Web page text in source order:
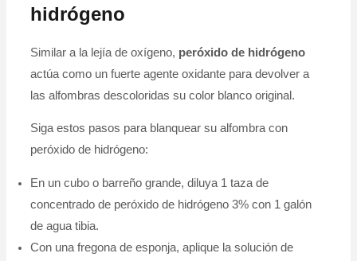
hidrógeno
Similar a la lejía de oxígeno, peróxido de hidrógeno
actúa como un fuerte agente oxidante para devolver a
las alfombras descoloridas su color blanco original.
Siga estos pasos para blanquear su alfombra con
peróxido de hidrógeno:
En un cubo o barreño grande, diluya 1 taza de
concentrado de peróxido de hidrógeno 3% con 1 galón
de agua tibia.
Con una fregona de esponja, aplique la solución de